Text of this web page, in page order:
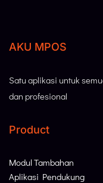
AKU MPOS
Satu aplikasi untuk
dan profesional
Product
Modul Tambahan
Aplikasi Pendukung